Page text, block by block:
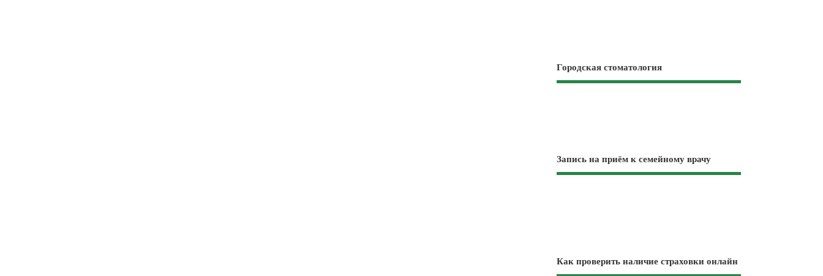
Городская стоматология
Запись на приём к семейному врачу
Как проверить наличие страховки онлайн